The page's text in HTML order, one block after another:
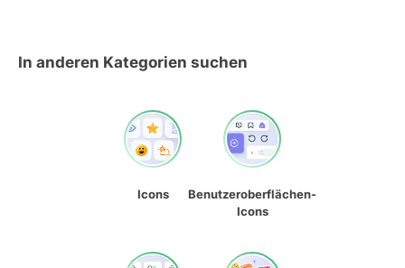
In anderen Kategorien suchen
Icons
Benutzeroberflächen-
Icons